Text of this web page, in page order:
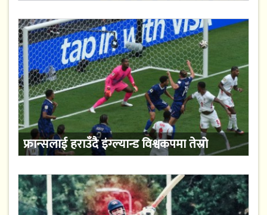
फ्रान्सलाई हराउँदै इंग्ल्यान्ड विश्वकपमा तेस्रो